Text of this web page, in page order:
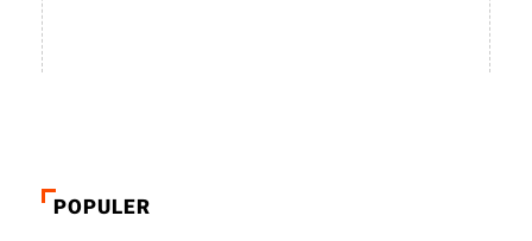
POPULER